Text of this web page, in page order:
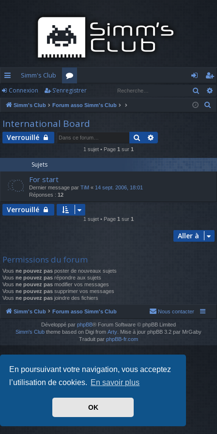
En poursuivant votre navigation, vous acceptez
l’utilisation de cookies. En savoir plus
OK
cc
ès
ra
pi
e
Simm's Club
or
u
m
s
o
n
n
’e
nr
r
Connexion S’enregistrer
Simm's Club Forum asso Simm's Club
r
International Board
Verrouillé Rechercher
1 sujet • Page 1 sur 1
Sujets
For start
Dernier message par TiM « 14 sept. 2006, 18:01
Réponses : 12
Verrouillé
1 sujet • Page 1 sur 1
Aller à
Permissions du forum
Vous ne pouvez pas poster de nouveaux sujets
Vous ne pouvez pas répondre aux sujets
Vous ne pouvez pas modifier vos messages
Vous ne pouvez pas supprimer vos messages
Vous ne pouvez pas joindre des fichiers
Simm's Club Forum asso Simm's Club Nous contacter
Développé par phpBB® Forum Software © phpBB Limited
Simm's Club theme based on Digi from Arty . Mise à jour phpBB 3.2 par MrGaby
Traduit par phpBB-fr.com